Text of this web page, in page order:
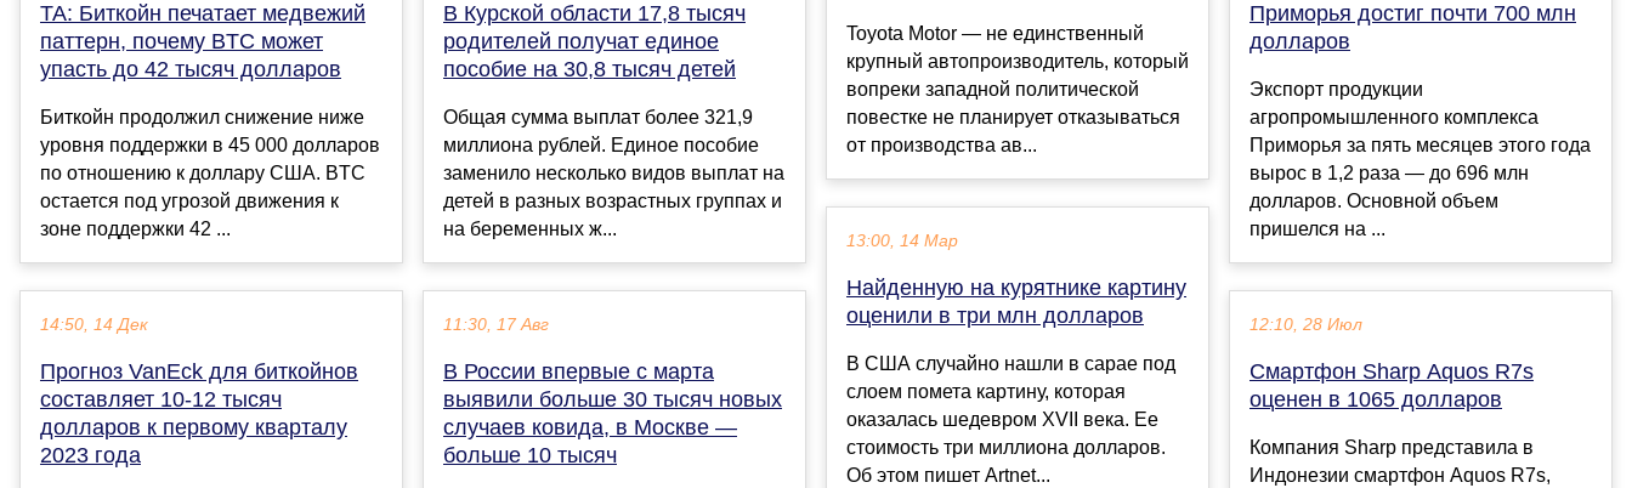
TA: Биткойн печатает медвежий
паттерн, почему BTC может
упасть до 42 тысяч долларов
Биткойн продолжил снижение ниже
уровня поддержки в 45 000 долларов
по отношению к доллару США. BTC
остается под угрозой движения к
зоне поддержки 42 ...
14:50, 14 Дек
Прогноз VanEck для биткойнов
составляет 10-12 тысяч
долларов к первому кварталу
2023 года
В Курской области 17,8 тысяч
родителей получат единое
пособие на 30,8 тысяч детей
Общая сумма выплат более 321,9
миллиона рублей. Единое пособие
заменило несколько видов выплат на
детей в разных возрастных группах и
на беременных ж...
11:30, 17 Авг
В России впервые с марта
выявили больше 30 тысяч новых
случаев ковида, в Москве —
больше 10 тысяч
Toyota Motor — не единственный
крупный автопроизводитель, который
вопреки западной политической
повестке не планирует отказываться
от производства ав...
13:00, 14 Мар
Найденную на курятнике картину
оценили в три млн долларов
В США случайно нашли в сарае под
слоем помета картину, которая
оказалась шедевром XVII века. Ее
стоимость три миллиона долларов.
Об этом пишет Artnet...
Приморья достиг почти 700 млн
долларов
Экспорт продукции
агропромышленного комплекса
Приморья за пять месяцев этого года
вырос в 1,2 раза — до 696 млн
долларов. Основной объем
пришелся на ...
12:10, 28 Июл
Смартфон Sharp Aquos R7s
оценен в 1065 долларов
Компания Sharp представила в
Индонезии смартфон Aquos R7s,